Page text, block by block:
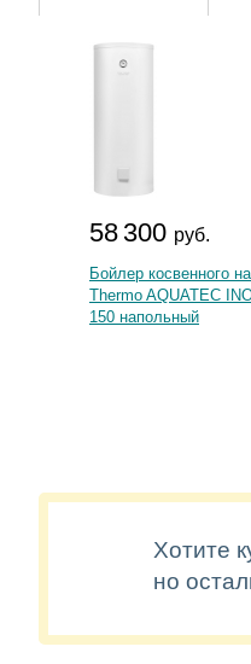
58 300 руб.
Бойлер косвенного
Thermo AQUATEC
150 напольный
Хотите
но